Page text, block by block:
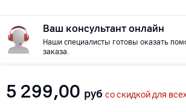
Ваш консультант онлайн
Наши специалисты готовы оказать
заказа.
5 299,00 руб со скидкой для